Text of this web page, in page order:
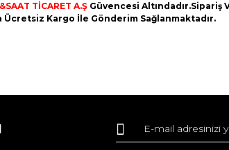
TİCARET A.Ş Güvencesi Altındadır.Sipariş
Kargo İle Gönderim Sağlanmaktadır.
Yorum Yaz